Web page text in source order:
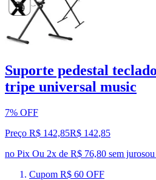
Suporte pedestal
tripe universal music
7% OFF
Preço R$ 142,85R$ 142,85
no Pix Ou 2x de R$ 76,80 sem jurosou
Cupom R$ 60 OFF